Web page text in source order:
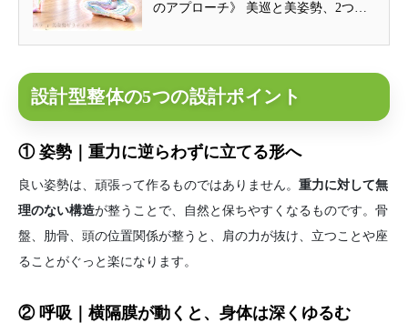
のアプローチ》 美巡と美姿勢、2つの
設計型整体の5つの設計ポイント
① 姿勢｜重力に逆らわずに立てる形へ
良い姿勢は、頑張って作るものではありません。 重力に対して無
理のない構造が整うことで、自然と保ちやすくなるものです。骨
盤、肋骨、頭の位置関係が整うと、肩の力が抜け、立つことや座
ることがぐっと楽になります。
② 呼吸｜横隔膜が動くと、身体は深くゆるむ